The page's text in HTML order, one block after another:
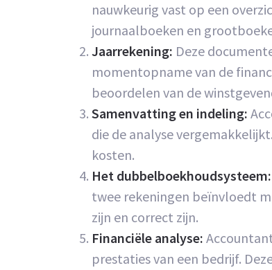
nauwkeurig vast op een
journaalboeken en
Jaarrekening: Deze
momentopname van de
beoordelen van de
Samenvatting en indeling:
die de analyse
kosten.
Het dubbelboekhoudsysteem:
twee rekeningen beïnvloedt
zijn en correct zijn.
Financiële analyse:
prestaties van een bedrijf.